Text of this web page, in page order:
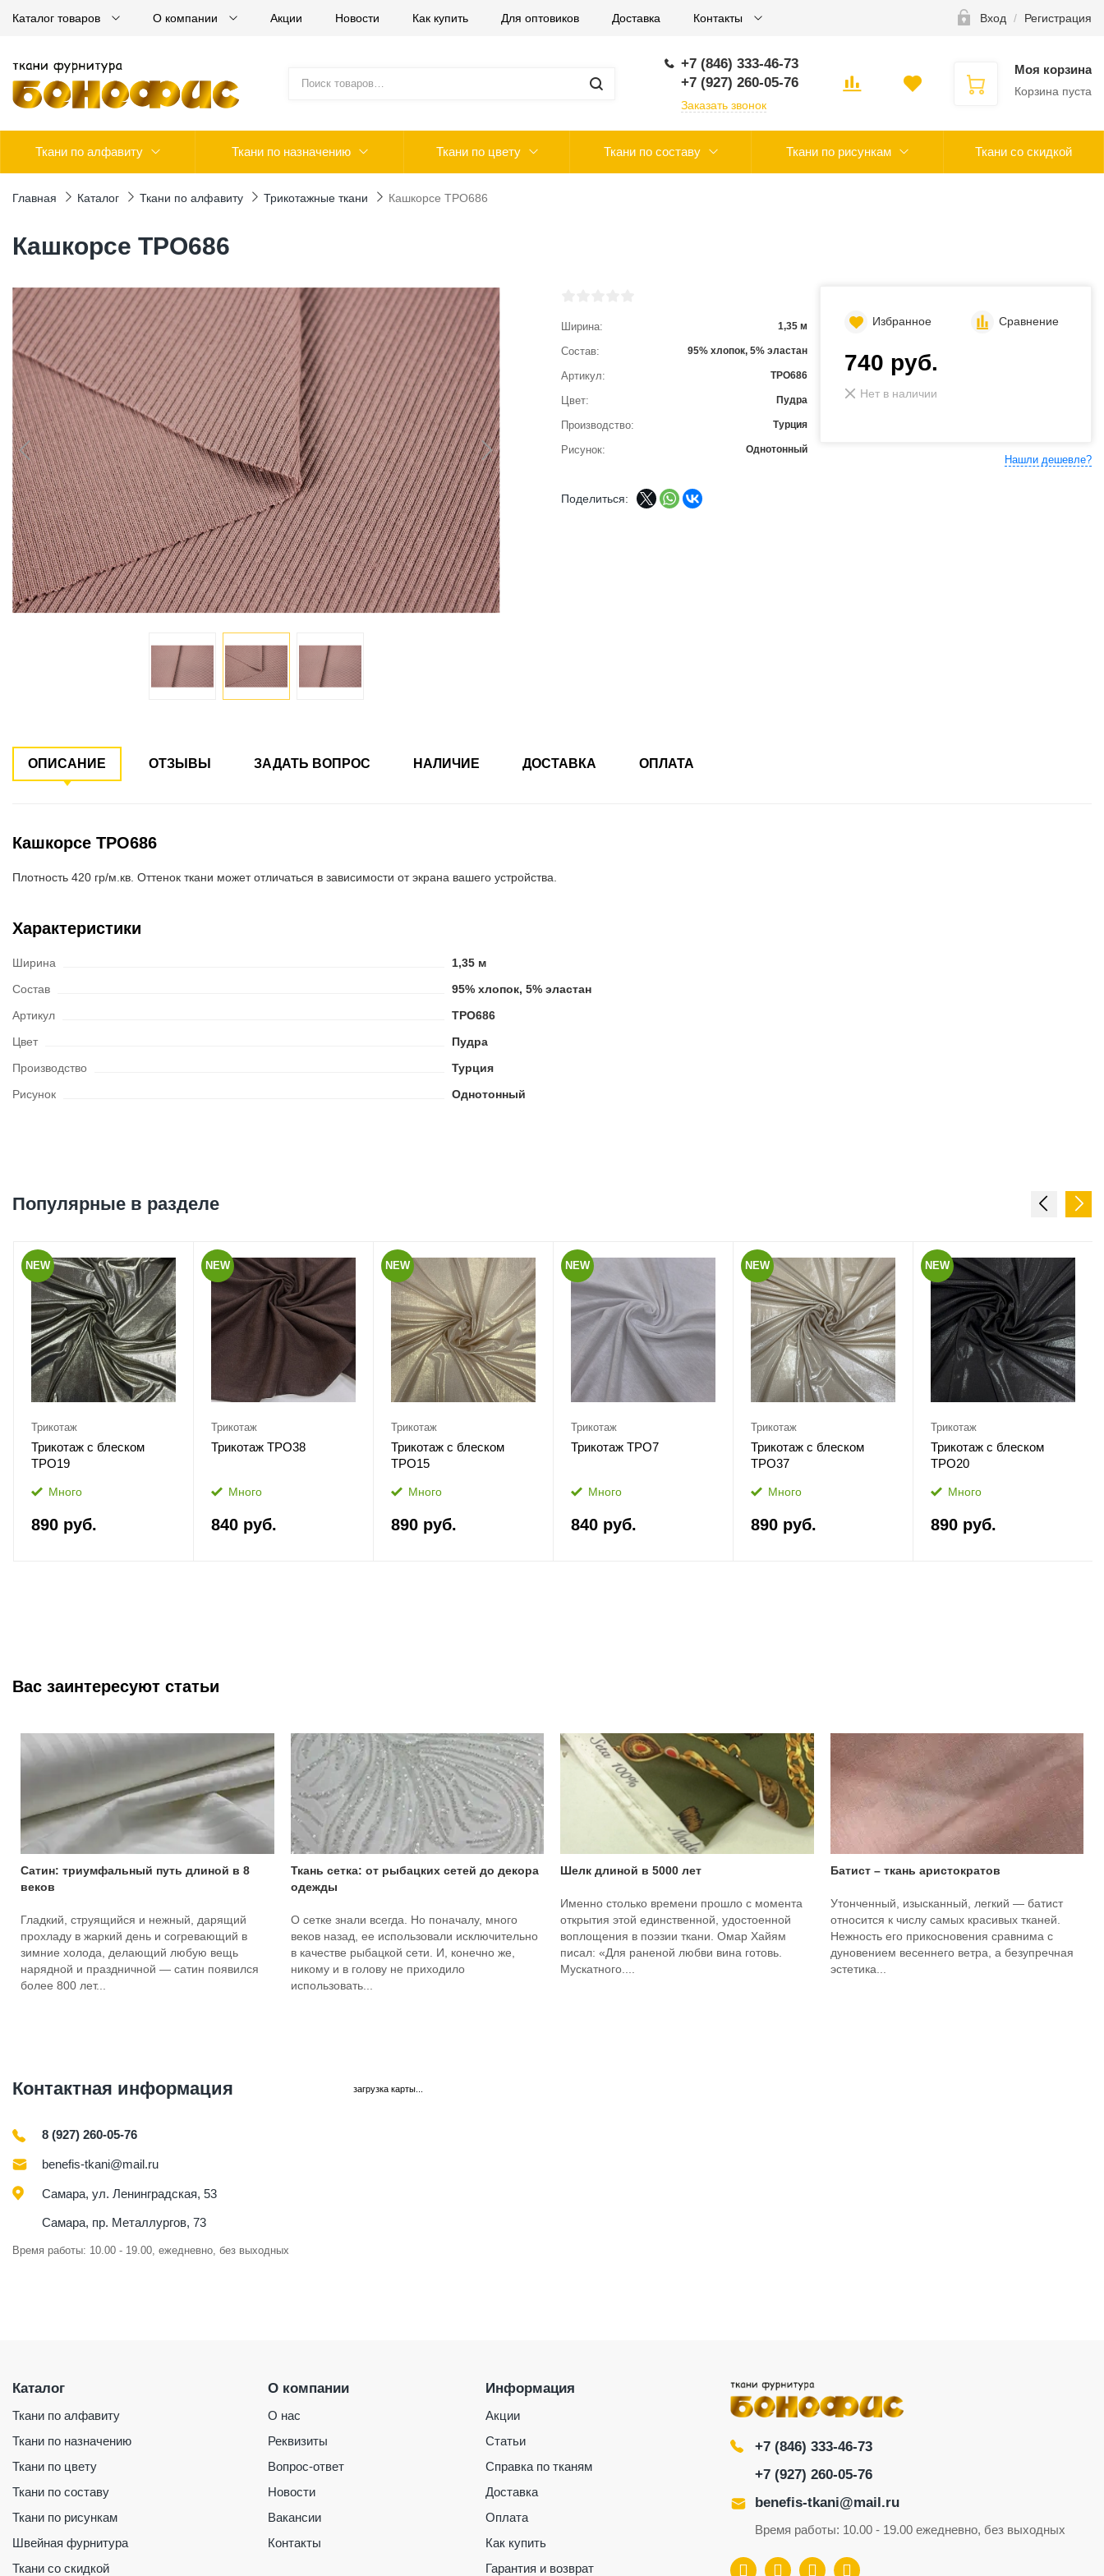
Каталог товаров О компании Акции Новости Как купить Для оптовиков Доставка Контакты Вход / Регистрация
+7 (846) 333-46-73
+7 (927) 260-05-76
Заказать звонок
Моя корзина
Корзина пуста
Ткани по алфавиту Ткани по назначению Ткани по цвету Ткани по составу Ткани по рисункам Ткани со скидкой
Главная Каталог Ткани по алфавиту Трикотажные ткани Кашкорсе ТРО686
Кашкорсе ТРО686
Ширина 1,35 м
Состав 95% хлопок, 5% эластан
Артикул ТРО686
Цвет Пудра
Производство Турция
Рисунок Однотонный
Поделиться:
Избранное Сравнение
740 руб.
Нет в наличии
Нашли дешевле?
ОПИСАНИЕ ОТЗЫВЫ ЗАДАТЬ ВОПРОС НАЛИЧИЕ ДОСТАВКА ОПЛАТА
Кашкорсе ТРО686
Плотность 420 гр/м.кв. Оттенок ткани может отличаться в зависимости от экрана вашего устройства.
Характеристики
Ширина
1,35 м
Состав
95% хлопок, 5% эластан
Артикул
ТРО686
Цвет
Пудра
Производство
Турция
Рисунок
Однотонный
Популярные в разделе
NEW
Трикотаж
Трикотаж с блеском
ТРО19
Много
890 руб.
NEW
Трикотаж
Трикотаж ТРО38
Много
840 руб.
NEW
Трикотаж
Трикотаж с блеском
ТРО15
Много
890 руб.
NEW
Трикотаж
Трикотаж ТРО7
Много
840 руб.
NEW
Трикотаж
Трикотаж с блеском
ТРО37
Много
890 руб.
NEW
Трикотаж
Трикотаж с блеском
ТРО20
Много
890 руб.
Вас заинтересуют статьи
Сатин: триумфальный путь длиной в 8
веков
Гладкий, струящийся и нежный, дарящий
прохладу в жаркий день и согревающий в
зимние холода, делающий любую вещь
нарядной и праздничной — сатин появился
более 800 лет...
Ткань сетка: от рыбацких сетей до декора
одежды
О сетке знали всегда. Но поначалу, много
веков назад, ее использовали исключительно
в качестве рыбацкой сети. И, конечно же,
никому и в голову не приходило
использовать...
Шелк длиной в 5000 лет
Именно столько времени прошло с момента
открытия этой единственной, удостоенной
воплощения в поэзии ткани. Омар Хайям
писал: «Для раненой любви вина готовь.
Мускатного....
Батист – ткань аристократов
Утонченный, изысканный, легкий — батист
относится к числу самых красивых тканей.
Нежность его прикосновения сравнима с
дуновением весеннего ветра, а безупречная
эстетика...
Контактная информация
8 (927) 260-05-76
benefis-tkani@mail.ru
Самара, ул. Ленинградская, 53
Самара, пр. Металлургов, 73
Время работы: 10.00 - 19.00, ежедневно, без выходных
загрузка карты...
Каталог
Ткани по алфавиту
Ткани по назначению
Ткани по цвету
Ткани по составу
Ткани по рисункам
Швейная фурнитура
Ткани со скидкой
О компании
О нас
Реквизиты
Вопрос-ответ
Новости
Вакансии
Контакты
Информация
Акции
Статьи
Справка по тканям
Доставка
Оплата
Как купить
Гарантия и возврат
+7 (846) 333-46-73
+7 (927) 260-05-76
benefis-tkani@mail.ru
Время работы: 10.00 - 19.00 ежедневно, без выходных